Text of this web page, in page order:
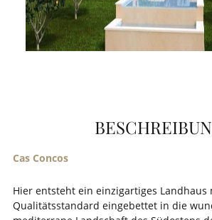
Cas Concos
Hier entsteht ein einzigartiges Landhaus
Qualitätsstandard eingebettet in die